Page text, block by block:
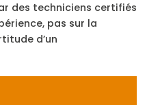
des techniciens certifiés
pas sur la
d’un